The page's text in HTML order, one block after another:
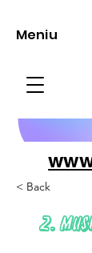
Meniu
< Back
2.